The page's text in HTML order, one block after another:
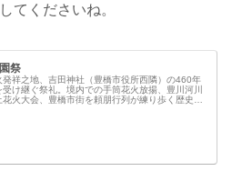
てくださいね。
祭
発祥之地、吉田神社（豊橋市役所西隣）の460年
受け継ぐ祭礼。境内での手筒花火放揚、豊川河川
花火大会、豊橋市街を頼朋行列が練り歩く歴史絵